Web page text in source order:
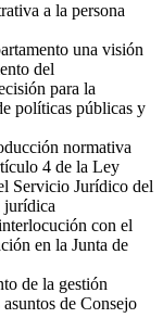
a la persona
una visión
del
para la
políticas públicas y
normativa
4 de la Ley
Servicio Jurídico del
jurídica
con el
en la Junta de
de la gestión
de Consejo